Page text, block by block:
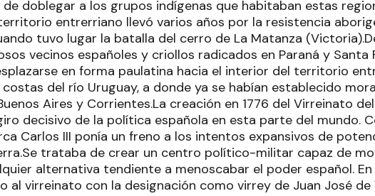
doblegar a los grupos indígenas que habitaban estas
entrerriano llevó varios años por la resistencia
tuvo lugar la batalla del cerro de La Matanza
vecinos españoles y criollos radicados en Paraná y Santa
en forma paulatina hacia el interior del territorio
del río Uruguay, a donde ya se habían establecido
Aires y Corrientes.La creación en 1776 del Virreinato
decisivo de la política española en esta parte del mundo.
Carlos III ponía un freno a los intentos expansivos de
trataba de crear un centro político-militar capaz de
alternativa tendiente a menoscabar el poder español. En
al virreinato con la designación como virrey de Juan José de